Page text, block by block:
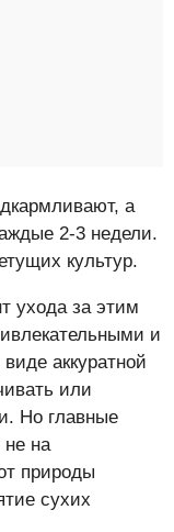
а
2-3 недели.
культур.
ухода за этим
и
аккуратной
или
Но главные
не на
природы
сухих